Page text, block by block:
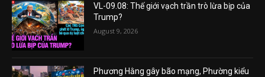
VL-09.08: Thế giới vạch trần trò lừa bịp của
Trump?
August 9, 2026
Phương Hằng gây bão mạng, Phường kiểu